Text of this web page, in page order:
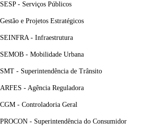
SESP - Serviços Públicos
Gestão e Projetos Estratégicos
SEINFRA - Infraestrutura
SEMOB - Mobilidade Urbana
SMT - Superintendência de Trânsito
ARFES - Agência Reguladora
CGM - Controladoria Geral
PROCON - Superintendência do Consumidor